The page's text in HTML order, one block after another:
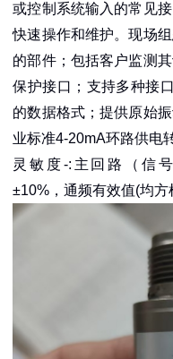
或控制系统输入的常见
快速操作和维护。现场
的部件；包括客户监测
保护接口；支持多种接
的数据格式；提供原始
业标准4-20mA环路供电
灵敏度-:主回路（信
±10%，通频有效值(均方